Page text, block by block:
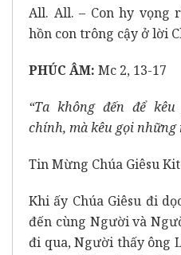
All. All. – Con hy vọng
hồn con trông cậy ở lời
PHÚC ÂM: Mc 2, 13-17
“Ta không đến để
chính, mà kêu gọi
Tin Mừng Chúa Giêsu
Khi ấy Chúa Giêsu đi
đến cùng Người và
đi qua, Người thấy ông